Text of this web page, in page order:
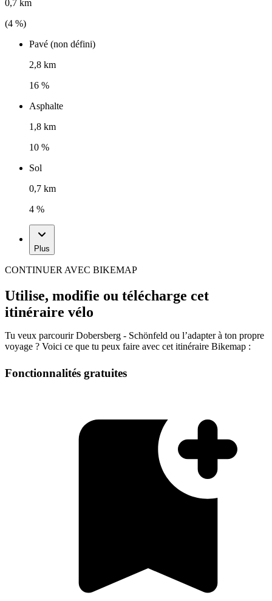
0,7 km
(4 %)
Pavé (non défini)
2,8 km
16 %
Asphalte
1,8 km
10 %
Sol
0,7 km
4 %
Plus
CONTINUER AVEC BIKEMAP
Utilise, modifie ou télécharge cet
itinéraire vélo
Tu veux parcourir Dobersberg - Schönfeld ou l’adapter à ton propre
voyage ? Voici ce que tu peux faire avec cet itinéraire Bikemap :
Fonctionnalités gratuites